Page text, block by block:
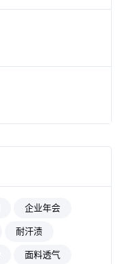
企业年会
耐汗渍
面料透气